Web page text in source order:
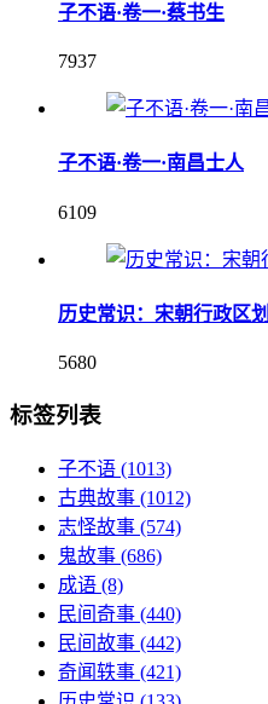
子不语·卷一·蔡书生
7937
子不语·卷一·南昌士人
6109
历史常识：宋朝行政区划
5680
标签列表
子不语 (1013)
古典故事 (1012)
志怪故事 (574)
鬼故事 (686)
成语 (8)
民间奇事 (440)
民间故事 (442)
奇闻轶事 (421)